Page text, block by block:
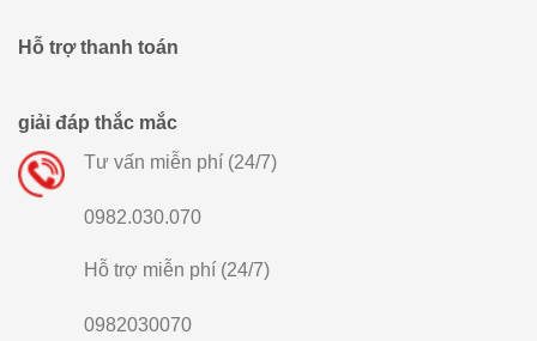
Hỗ trợ thanh toán
giải đáp thắc mắc
Tư vấn miễn phí (24/7)
0982.030.070
Hỗ trợ miễn phí (24/7)
0982030070